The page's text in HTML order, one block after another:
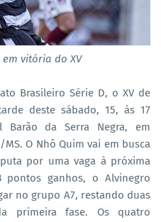
vitória do XV
Brasileiro Série D, o XV de
deste sábado, 15, às 17
Barão da Serra Negra, em
O Nhô Quim vai em busca
por uma vaga à próxima
pontos ganhos, o Alvinegro
no grupo A7, restando duas
primeira fase. Os quatro